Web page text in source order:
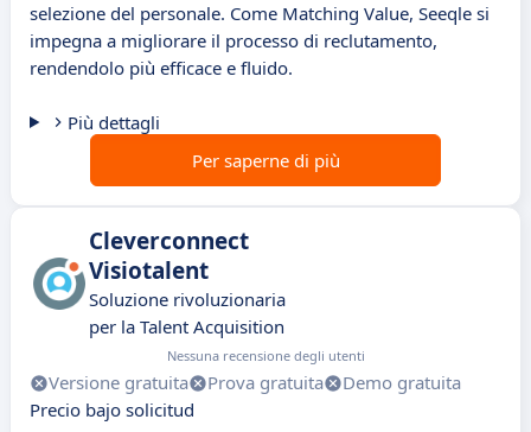
selezione del personale. Come Matching Value, Seeqle si
impegna a migliorare il processo di reclutamento,
rendendolo più efficace e fluido.
Più dettagli
Per saperne di più
Cleverconnect
Visiotalent
Soluzione rivoluzionaria
per la Talent Acquisition
Nessuna recensione degli utenti
Versione gratuita Prova gratuita
Demo gratuita
Precio bajo solicitud